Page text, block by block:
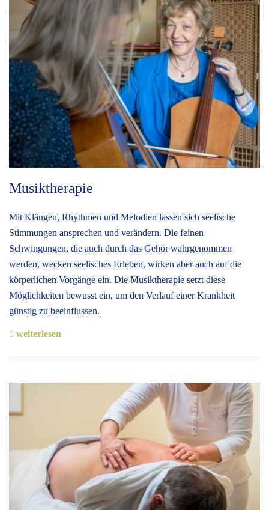
Musiktherapie
Mit Klängen, Rhythmen und Melodien lassen sich seelische
Stimmungen ansprechen und verändern. Die feinen
Schwingungen, die auch durch das Gehör wahrgenommen
werden, wecken seelisches Erleben, wirken aber auch auf die
körperlichen Vorgänge ein. Die Musiktherapie setzt diese
Möglichkeiten bewusst ein, um den Verlauf einer Krankheit
günstig zu beeinflussen.
weiterlesen